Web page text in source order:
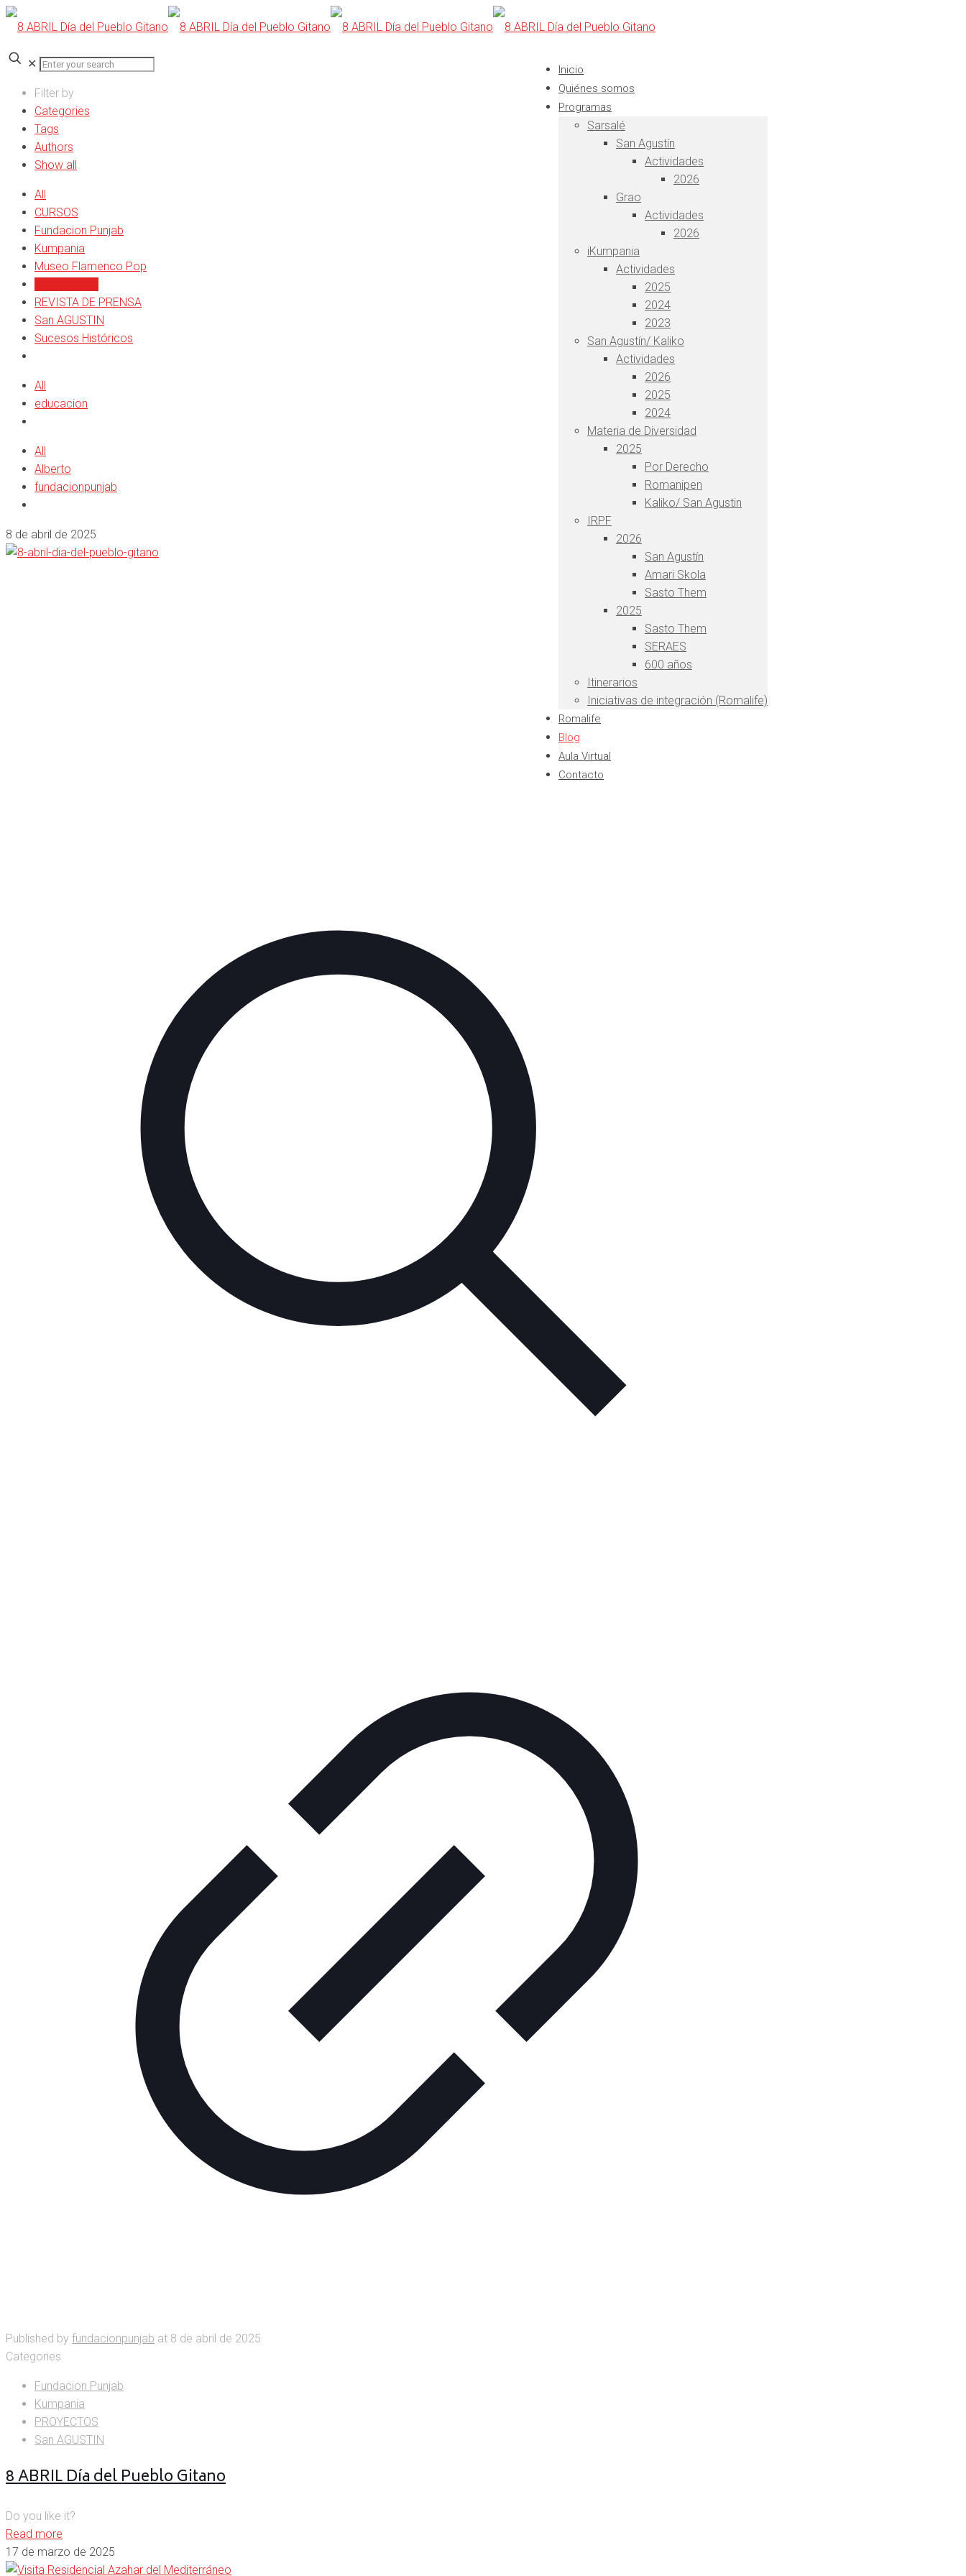
Inicio
Quiénes somos
Programas
Sarsalé
San Agustín
Actividades
2026
Grao
Actividades
2026
iKumpania
Actividades
2025
2024
2023
San Agustín/ Kaliko
Actividades
2026
2025
2024
Materia de Diversidad
2025
Por Derecho
Romanipen
Kaliko/ San Agustin
IRPF
2026
San Agustín
Amari Skola
Sasto Them
2025
Sasto Them
SERAES
600 años
Itinerarios
Iniciativas de integración (Romalife)
Romalife
Blog
Aula Virtual
Contacto
✕
Filter by
Categories
Tags
Authors
Show all
All
CURSOS
Fundacion Punjab
Kumpania
Museo Flamenco Pop
REVISTA DE PRENSA
San AGUSTIN
Sucesos Históricos
All
educacion
All
Alberto
fundacionpunjab
8 de abril de 2025
Published by fundacionpunjab at 8 de abril de 2025
Categories
Fundacion Punjab
Kumpania
PROYECTOS
San AGUSTIN
8 ABRIL Día del Pueblo Gitano
Do you like it?
Read more
17 de marzo de 2025